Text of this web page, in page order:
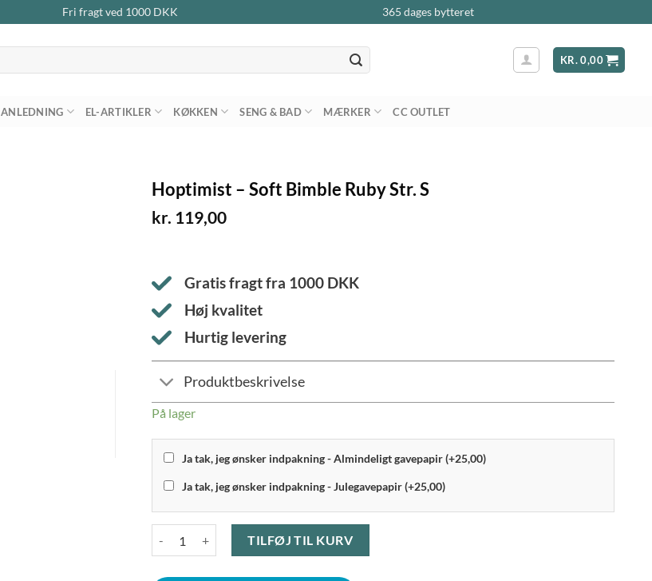
Fri fragt ved 1000DKK 365 dages bytteret
KR.0,00
ANLEDNING EL-ARTIKLER KØKKEN SENG & BAD MÆRKER CC OUTLET
Hoptimist – Soft Bimble Ruby Str. S
kr. 119,00
Gratis fragt fra 1000 DKK
Høj kvalitet
Hurtig levering
Produktbeskrivelse
På lager
Ja tak, jeg ønsker indpakning - Almindeligt gavepapir (+25,00)
Ja tak, jeg ønsker indpakning - Julegavepapir (+25,00)
TILFØJ TIL KURV